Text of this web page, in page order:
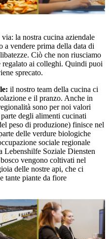
la nostra cucina aziendale
vendere prima della data di
Ciò che non riusciamo
regalato ai colleghi. Quindi puoi
sprecato.
il nostro team della cucina ci
e il pranzo. Anche in
sono per noi valori
degli alimenti cucinati
peso di produzione) finisce nel
delle verdure biologiche
sociale regionale
Lebenshilfe Soziale Diensten
vengono coltivati nel
delle nostre api, che ci
tante piante da fiore